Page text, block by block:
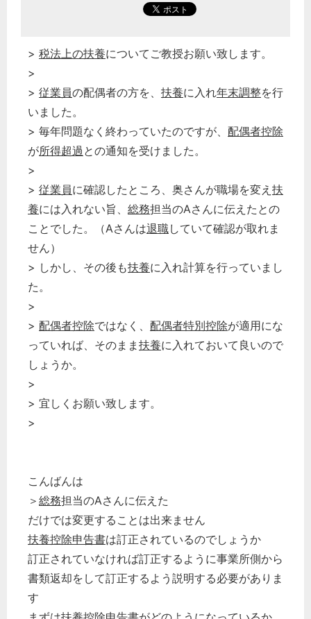
> 税法上の扶養についてご教授お願い致します。
>
> 従業員の配偶者の方を、 扶養に入れ年末調整を行
いました。
> 毎年問題なく終わっていたのですが、 配偶者控除
が所得超過 との通知を受けました。
>
> 従業員に確認したところ、奥さんが職場を変え 扶
養には入れない旨、 総務担当のAさんに伝えたとの
ことでした。（Aさんは退職していて確認が取れま
せん）
> しかし、その後も扶養に入れ計算を行っていまし
た。
>
> 配偶者控除ではなく、 配偶者特別控除が適用にな
っていれば、そのまま 扶養に入れておいて良いので
しょうか。
>
> 宜しくお願い致します。
>
こんばんは
＞ 総務担当のAさんに伝えた
だけでは変更することは出来ません
扶養控除申告書は訂正されているのでしょうか
訂正されていなければ訂正するように事業所側から
書類返却をして訂正するよう説明する必要がありま
す